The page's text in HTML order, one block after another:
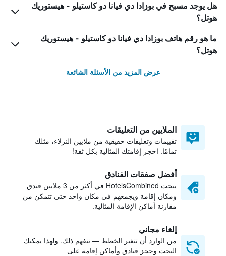
هل يوجد مسبح في بوزادا دي فيانا دو كاستيلو - هيستوريك
هوتل؟
ما هو رقم هاتف بوزادا دي فيانا دو كاستيلو - هيستوريك
هوتل؟
عرض المزيد من الأسئلة الشائعة
الملايين من التعليقات
تقييمات وتعليقات حقيقية من ملايين النزلاء، مثلك
تمامًا. احجز إقامتك المثالية بكل ثقة!
أفضل صفقات الفنادق
يبحث HotelsCombined في أكثر من 3 ملايين فندق
ومكان إقامة ويجمعهم في مكان واحد حتى تتمكن من
مقارنة أماكن الإقامة المثالية.
إلغاء مجاني
من الوارد أن تتغير الخطط — نتفهم ذلك. ولهذا يمكنك
البحث وحجز فنادق وأماكن إقامة على